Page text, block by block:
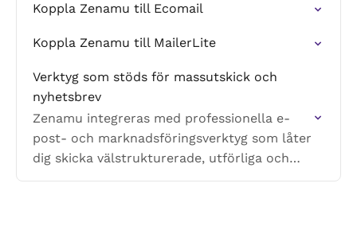
Koppla Zenamu till Ecomail
Koppla Zenamu till MailerLite
Verktyg som stöds för massutskick och
nyhetsbrev
Zenamu integreras med professionella e-
post- och marknadsföringsverktyg som låter
dig skicka välstrukturerade, utförliga och
visuellt tilltalande nyhetsbrev utan